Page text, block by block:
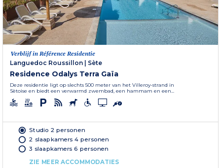
Verblijf in Référence Residentie
Languedoc Roussillon
Sète
Residence Odalys Terra Gaïa
Deze residentie ligt op slechts 500 meter van het Villeroy-strand in
Sètoise en biedt een verwarmd zwembad, een hammam en een...
Studio 2 personen
2 slaapkamers 4 personen
3 slaapkamers 6 personen
ZIE MEER ACCOMMODATIES